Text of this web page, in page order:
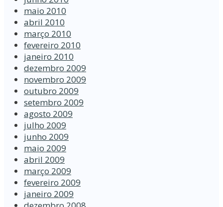
maio 2010
abril 2010
março 2010
fevereiro 2010
janeiro 2010
dezembro 2009
novembro 2009
outubro 2009
setembro 2009
agosto 2009
julho 2009
junho 2009
maio 2009
abril 2009
março 2009
fevereiro 2009
janeiro 2009